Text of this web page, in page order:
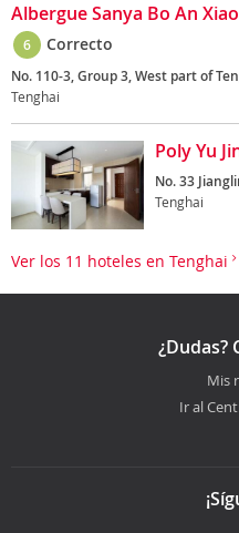
Albergue Sanya Bo An
6 Correcto
No. 110-3, Group 3, West part of
Tenghai
Poly Yu
No. 33
Tenghai
Ver los 11 hoteles en Tenghai
¿Dudas?
Mis
Ir al